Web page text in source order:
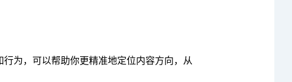
为，可以帮助你更精准地定位内容方向，从